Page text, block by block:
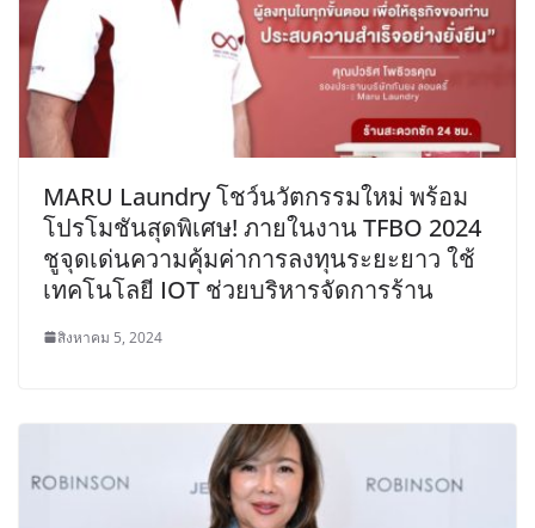
MARU Laundry โชว์นวัตกรรมใหม่ พร้อม
โปรโมชันสุดพิเศษ! ภายในงาน TFBO 2024
ชูจุดเด่นความคุ้มค่าการลงทุนระยะยาว ใช้
เทคโนโลยี IOT ช่วยบริหารจัดการร้าน
สิงหาคม 5, 2024